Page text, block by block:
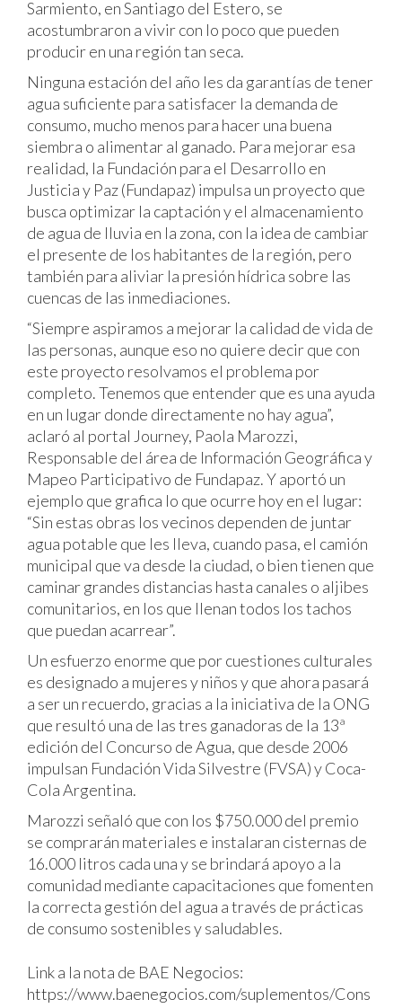
Sarmiento, en Santiago del Estero, se
acostumbraron a vivir con lo poco que pueden
producir en una región tan seca.
Ninguna estación del año les da garantías de tener
agua suficiente para satisfacer la demanda de
consumo, mucho menos para hacer una buena
siembra o alimentar al ganado. Para mejorar esa
realidad, la Fundación para el Desarrollo en
Justicia y Paz (Fundapaz) impulsa un proyecto que
busca optimizar la captación y el almacenamiento
de agua de lluvia en la zona, con la idea de cambiar
el presente de los habitantes de la región, pero
también para aliviar la presión hídrica sobre las
cuencas de las inmediaciones.
“Siempre aspiramos a mejorar la calidad de vida de
las personas, aunque eso no quiere decir que con
este proyecto resolvamos el problema por
completo. Tenemos que entender que es una ayuda
en un lugar donde directamente no hay agua”,
aclaró al portal Journey, Paola Marozzi,
Responsable del área de Información Geográfica y
Mapeo Participativo de Fundapaz. Y aportó un
ejemplo que grafica lo que ocurre hoy en el lugar:
“Sin estas obras los vecinos dependen de juntar
agua potable que les lleva, cuando pasa, el camión
municipal que va desde la ciudad, o bien tienen que
caminar grandes distancias hasta canales o aljibes
comunitarios, en los que llenan todos los tachos
que puedan acarrear”.
Un esfuerzo enorme que por cuestiones culturales
es designado a mujeres y niños y que ahora pasará
a ser un recuerdo, gracias a la iniciativa de la ONG
que resultó una de las tres ganadoras de la 13ª
edición del Concurso de Agua, que desde 2006
impulsan Fundación Vida Silvestre (FVSA) y Coca-
Cola Argentina.
Marozzi señaló que con los $750.000 del premio
se comprarán materiales e instalaran cisternas de
16.000 litros cada una y se brindará apoyo a la
comunidad mediante capacitaciones que fomenten
la correcta gestión del agua a través de prácticas
de consumo sostenibles y saludables.
Link a la nota de BAE Negocios:
https://www.baenegocios.com/suplementos/Cons